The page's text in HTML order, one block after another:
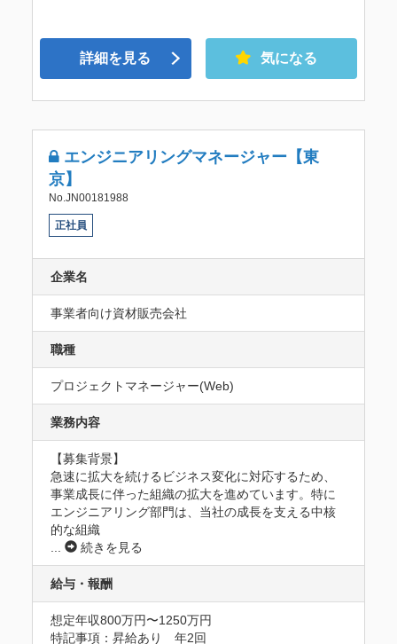
詳細を見る 気になる
エンジニアリングマネージャー【東
京】
No.JN00181988
正社員
企業名
事業者向け資材販売会社
職種
プロジェクトマネージャー(Web)
業務内容
【募集背景】
急速に拡大を続けるビジネス変化に対応するため、
事業成長に伴った組織の拡大を進めています。特に
エンジニアリング部門は、当社の成長を支える中核
的な組織
続きを見る
給与・報酬
想定年収800万円〜1250万円
特記事項：昇給あり　年2回